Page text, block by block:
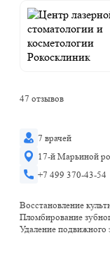
47 отзывов
7 врачей
17-й Марьиной
+7 499 370-43-54
Восстановление
Пломбирование
Удаление подвижного